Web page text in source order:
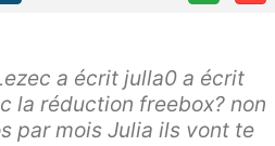
a écrit julla0 a écrit
la réduction freebox? non
par mois Julia ils vont te